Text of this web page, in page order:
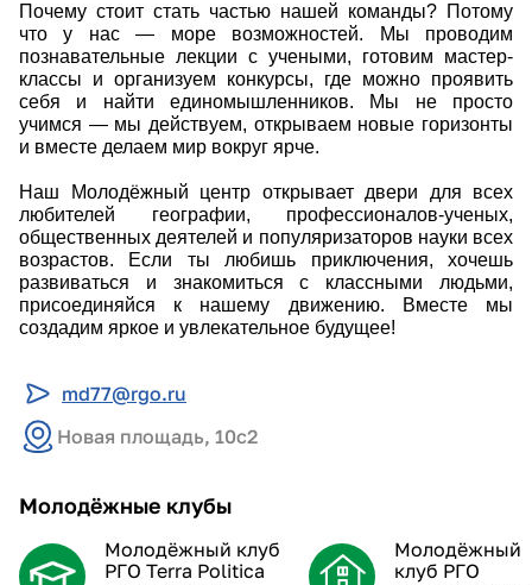
Почему стоит стать частью нашей команды? Потому
что у нас — море возможностей. Мы проводим
познавательные лекции с учеными, готовим мастер-
классы и организуем конкурсы, где можно проявить
себя и найти единомышленников. Мы не просто
учимся — мы действуем, открываем новые горизонты
и вместе делаем мир вокруг ярче.
Наш Молодёжный центр открывает двери для всех
любителей географии, профессионалов-ученых,
общественных деятелей и популяризаторов науки всех
возрастов. Если ты любишь приключения, хочешь
развиваться и знакомиться с классными людьми,
присоединяйся к нашему движению. Вместе мы
создадим яркое и увлекательное будущее!
md77@rgo.ru
Новая площадь, 10с2
Молодёжные клубы
Молодёжный клуб
РГО Terra Politica
Молодёжный
клуб РГО